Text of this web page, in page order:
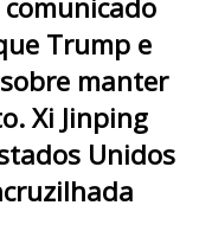
Trump e
manter
Xi Jinping
Unidos